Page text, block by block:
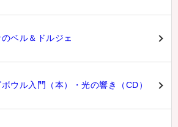
ベル＆ドルジェ
ウル入門（本）・光の響き（CD）